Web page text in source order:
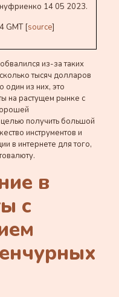
14 05 2023.
GMT [source]
из-за таких
тысяч долларов
один из них, это
на растущем рынке с
получить большой
инструментов и
в интернете для того,
в
с